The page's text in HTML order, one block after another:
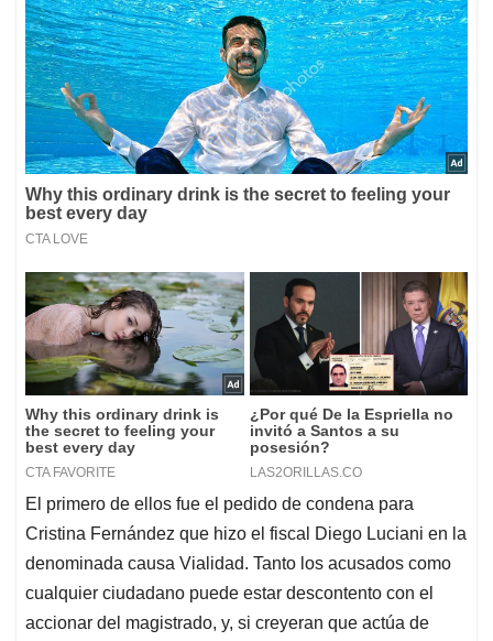
El primero de ellos fue el pedido de condena para
Cristina Fernández que hizo el fiscal Diego Luciani en la
denominada causa Vialidad. Tanto los acusados como
cualquier ciudadano puede estar descontento con el
accionar del magistrado, y, si creyeran que actúa de